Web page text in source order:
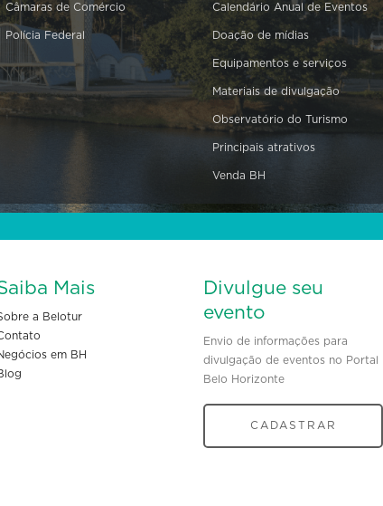
Câmaras de Comércio
Polícia Federal
Calendário Anual de Eventos
Doação de mídias
Equipamentos e serviços
Materiais de divulgação
Observatório do Turismo
Principais atrativos
Venda BH
Mais
a Belotur
em BH
Divulgue seu
evento
Envio de informações para
divulgação de eventos no Portal
Belo Horizonte
CADASTRAR